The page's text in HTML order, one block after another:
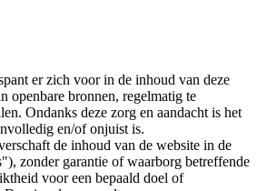
er zich voor in de inhoud van deze
openbare bronnen, regelmatig te
Ondanks deze zorg en aandacht is het
en/of onjuist is.
de inhoud van de website in de
zonder garantie of waarborg betreffende
voor een bepaald doel of